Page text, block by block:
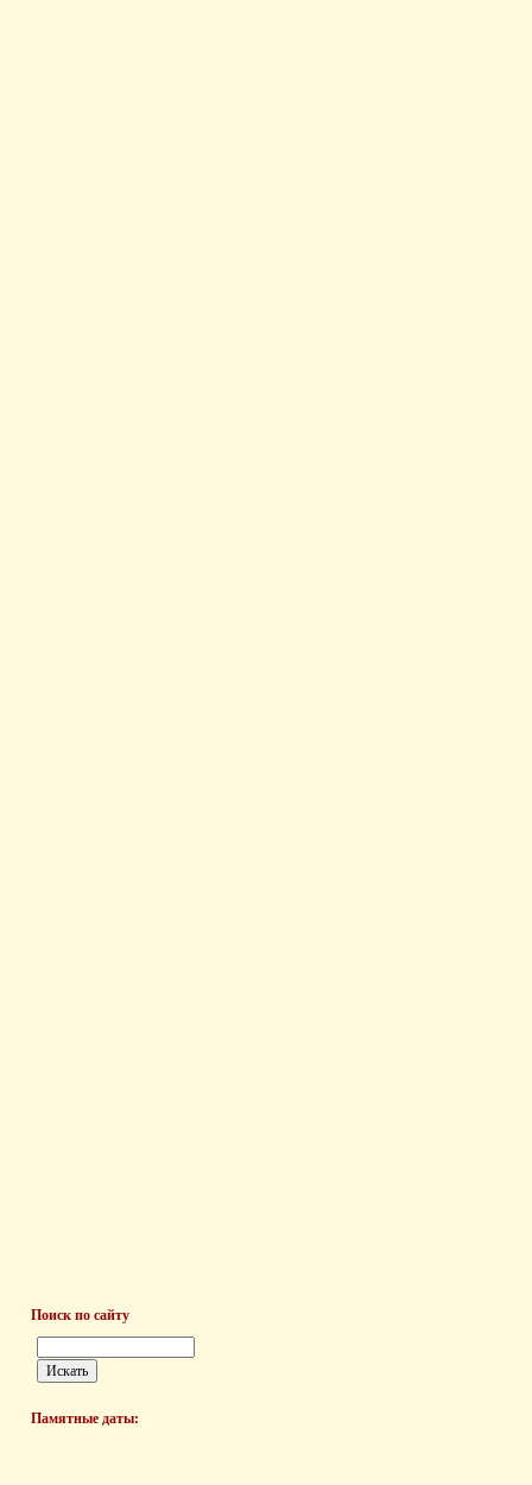
Поиск по сайту
Памятные даты: